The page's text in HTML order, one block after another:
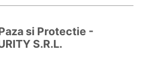
si Protectie -
S.R.L.